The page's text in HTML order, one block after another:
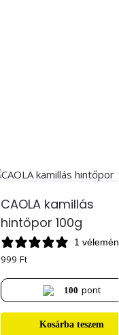
CAOLA kamillás
hintőpor 100g
1
999 Ft
100 pont
Kosárba teszem